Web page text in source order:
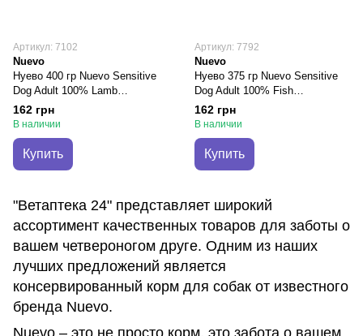
"Ветаптека 24" представляет широкий
ассортимент качественных товаров для заботы о
вашем четвероногом друге. Одним из наших
лучших предложений является
консервированный корм для собак от известного
бренда Nuevo.
Артикул: 7102
Nuevo
Нуево 400 гр Nuevo Sensitive
Dog Adult 100% Lamb
консервированый корм с
ягнёнком для собак (95160)
162 грн
В наличии
Купить
Артикул: 7792
Nuevo
Нуево 375 гр Nuevo Sensitive
Dog Adult 100% Fish
консервированый корм с рыбой
для собак с чувствительным
162 грн
В наличии
Купить